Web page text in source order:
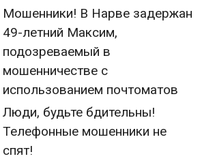
Мошенники! В Нарве задержан
49-летний Максим,
подозреваемый в
мошенничестве с
использованием почтоматов
Люди, будьте бдительны!
Телефонные мошенники не
спят!